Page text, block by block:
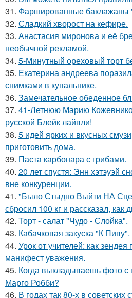
31. Фаршированные баклажаны
32. Сладкий хворост на кефире.
33. Анастасия миронова и её
необычной рекламой.
34. 5-Минутный ореховый торт
35. Екатерина андреева
снимками в купальнике.
36. Замечательное обеденное
37. 41-Летнюю Марию
русской Блейк лайвли!
38. 5 идей ярких и вкусных
приготовить дома.
39. Паста карбонара с грибами.
40. 20 лет спустя: Энн хэтэуэй
вне конкуренции.
41. "Было Стыдно Выйти НА
сбросил 100 кг и рассказал, как
42. Торт - салат "Чудо - Слойка".
43. Кабачковая закуска "К Пиву".
44. Урок от учителей: как
манифест уважения.
45. Когда выкладываешь фото
Марго Робби?
46. В годах так 80-х в